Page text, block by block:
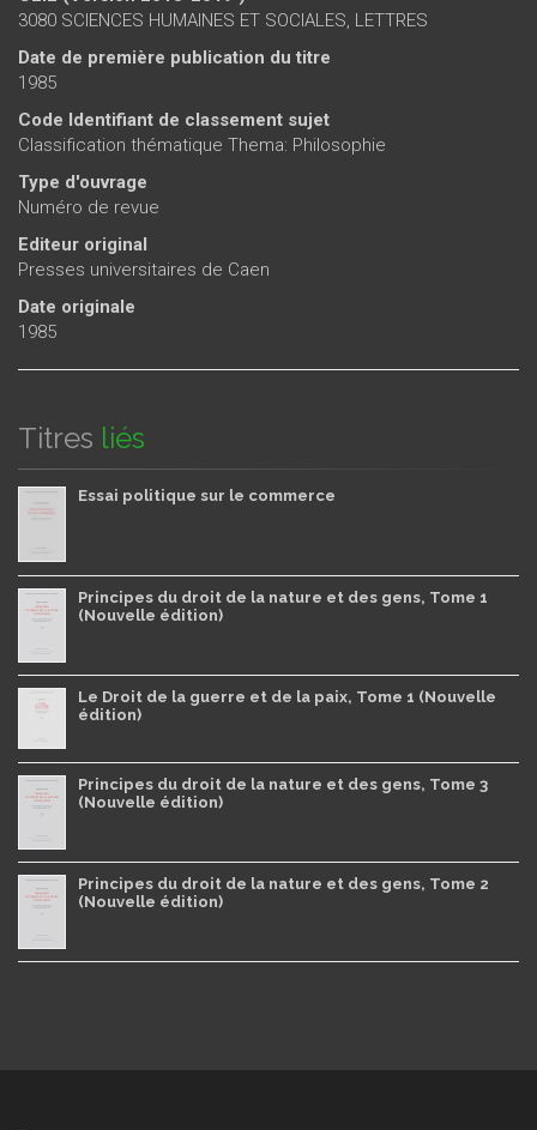
3080 SCIENCES HUMAINES ET SOCIALES, LETTRES
Date de première publication du titre
1985
Code Identifiant de classement sujet
Classification thématique Thema: Philosophie
Type d'ouvrage
Numéro de revue
Editeur original
Presses universitaires de Caen
Date originale
1985
Titres liés
Essai politique sur le commerce
Principes du droit de la nature et des gens, Tome 1
(Nouvelle édition)
Le Droit de la guerre et de la paix, Tome 1 (Nouvelle
édition)
Principes du droit de la nature et des gens, Tome 3
(Nouvelle édition)
Principes du droit de la nature et des gens, Tome 2
(Nouvelle édition)